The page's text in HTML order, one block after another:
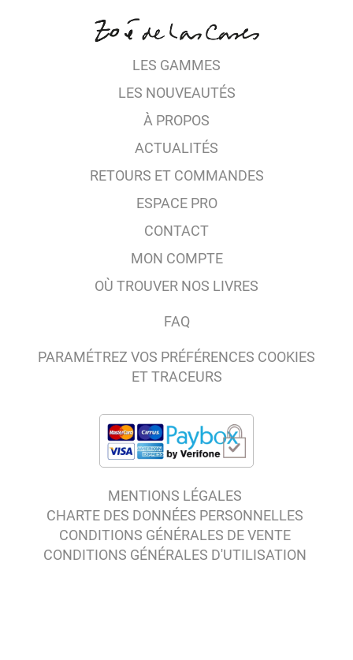
LES GAMMES
LES NOUVEAUTÉS
À PROPOS
ACTUALITÉS
RETOURS ET COMMANDES
ESPACE PRO
CONTACT
MON COMPTE
OÙ TROUVER NOS LIVRES
FAQ
PARAMÉTREZ VOS PRÉFÉRENCES COOKIES
ET TRACEURS
MENTIONS LÉGALES
CHARTE DES DONNÉES PERSONNELLES
CONDITIONS GÉNÉRALES DE VENTE
CONDITIONS GÉNÉRALES D'UTILISATION